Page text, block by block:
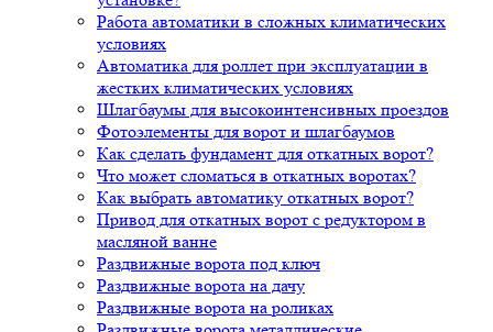
Работа автоматики в сложных климатических
условиях
Автоматика для роллет при эксплуатации в
жестких климатических условиях
Шлагбаумы для высокоинтенсивных проездов
Фотоэлементы для ворот и шлагбаумов
Как сделать фундамент для откатных ворот?
Что может сломаться в откатных воротах?
Как выбрать автоматику откатных ворот?
Привод для откатных ворот с редуктором в
масляной ванне
Раздвижные ворота под ключ
Раздвижные ворота на дачу
Раздвижные ворота на роликах